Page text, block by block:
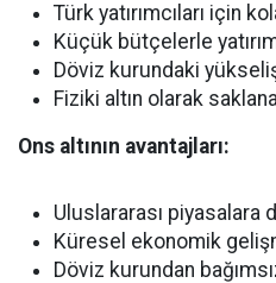
Türk yatırımcıları için
Küçük bütçelerle
Döviz kurundaki
Fiziki altın olarak
Ons altının avantajları:
Uluslararası piyasalara
Küresel ekonomik
Döviz kurundan